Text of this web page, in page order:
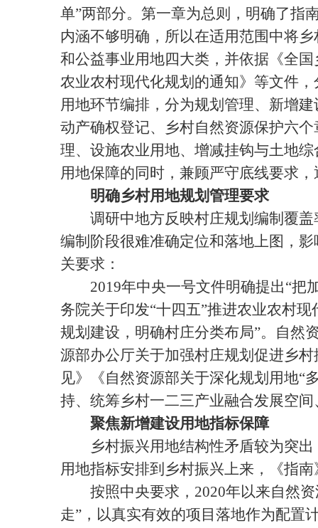
单”两部分。第一章为总则，明确了指
内涵不够明确，所以在适用范围中将
和公益事业用地四大类，并依据《全
农业农村现代化规划的通知》等文件
用地环节编排，分为规划管理、新增
动产确权登记、乡村自然资源保护六
理、设施农业用地、增减挂钩与土地
用地保障的同时，兼顾严守底线要求
明确乡村用地规划管理要求
调研中地方反映村庄规划编制覆盖
编制阶段很难准确定位和落地上图，
关要求：
2019年中央一号文件明确提出“把
务院关于印发“十四五”推进农业农村
规划建设，明确村庄分类布局”。自然
源部办公厅关于加强村庄规划促进乡
见》《自然资源部关于深化规划用地“
持、统筹乡村一二三产业融合发展空
聚焦新增建设用地指标保障
乡村振兴用地结构性矛盾较为突出
用地指标安排到乡村振兴上来，《指
按照中央要求，2020年以来自然资
走”，以真实有效的项目落地作为配置